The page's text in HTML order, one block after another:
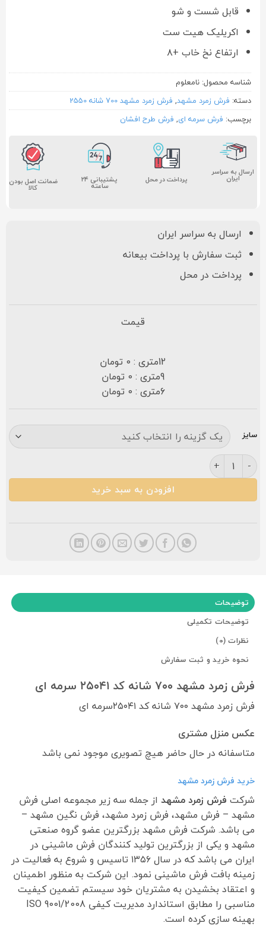
قابل شست و شو
اکریلیک هیت ست
ارتفاع نخ خاب +۸
شناسه محصول: نامعلوم
دسته: فرش زمرد مشهد, فرش زمرد مشهد 700 شانه 2550
برچسب: فرش سرمه ای, فرش طرح افشان
ارسال به سراسر
ایران پرداخت در محل پشتیبانی ۲۴
ساعته ضمانت اصل بودن
کالا
ارسال به سراسر ایران
ثبت سفارش با پرداخت بیعانه
پرداخت در محل
قیمت
12متری : 0 تومان
9متری : 0 تومان
6متری : 0 تومان
سایز
فرش زمرد مشهد ۷۰۰ شانه کد ۲۵۰۴۱ افشان سرمه ای عدد
افزودن به سبد خرید
توضیحات
توضیحات تکمیلی
نظرات (0)
نحوه خرید و ثبت سفارش
فرش زمرد مشهد ۷۰۰ شانه کد ۲۵۰۴۱ سرمه ای
فرش زمرد مشهد ۷۰۰ شانه کد ۲۵۰۴۱سرمه ای
عکس منزل مشتری
متاسفانه در حال حاضر هیچ تصویری موجود نمی باشد
خرید فرش زمرد مشهد
شرکت فرش زمرد مشهداز جمله سه زیر مجموعه اصلی فرش
مشهد – فرش مشهد، فرش زمرد مشهد، فرش نگین مشهد –
می باشد. شرکت فرش مشهد بزرگترین عضو گروه صنعتی
مشهد و یکی از بزرگترین تولید کنندگان فرش ماشینی در
ایران می باشد که در سال ۱۳۵۶ تاسیس و شروع به فعالیت در
زمینه بافت فرش ماشینی نمود. این شرکت به منظور اطمینان
و اعتقاد بخشیدن به مشتریان خود سیستم تضمین کیفیت
مناسبی را مطابق استاندارد مدیریت کیفی ISO 9001/2008
بهینه سازی کرده است.